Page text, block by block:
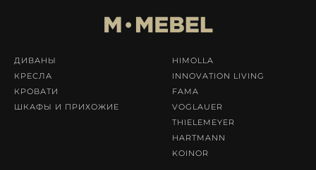
ДИВАНЫ
КРЕСЛА
КРОВАТИ
ШКАФЫ И ПРИХОЖИЕ
HIMOLLA
INNOVATION LIVING
FAMA
VOGLAUER
THIELEMEYER
HARTMANN
KOINOR